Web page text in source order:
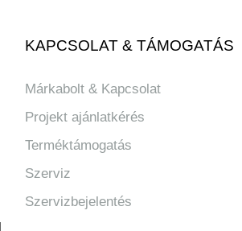
KAPCSOLAT & TÁMOGATÁS
Márkabolt & Kapcsolat
Projekt ajánlatkérés
Terméktámogatás
Szerviz
Szervizbejelentés